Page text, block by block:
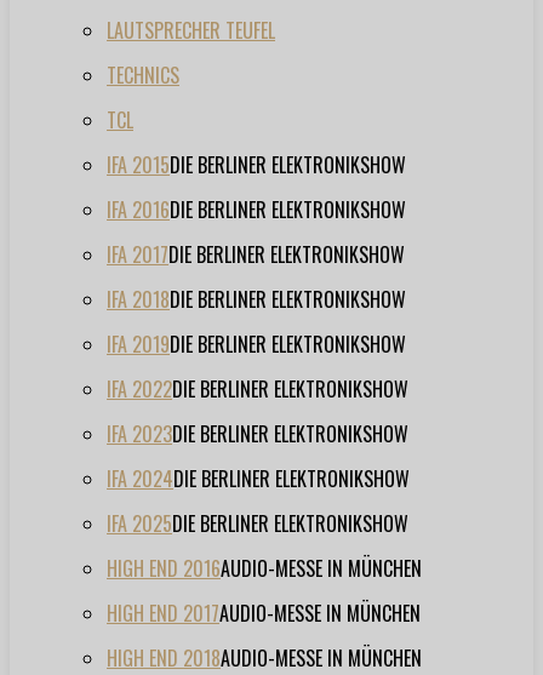
LAUTSPRECHER TEUFEL
TECHNICS
TCL
IFA 2015DIE BERLINER ELEKTRONIKSHOW
IFA 2016DIE BERLINER ELEKTRONIKSHOW
IFA 2017DIE BERLINER ELEKTRONIKSHOW
IFA 2018DIE BERLINER ELEKTRONIKSHOW
IFA 2019DIE BERLINER ELEKTRONIKSHOW
IFA 2022DIE BERLINER ELEKTRONIKSHOW
IFA 2023DIE BERLINER ELEKTRONIKSHOW
IFA 2024DIE BERLINER ELEKTRONIKSHOW
IFA 2025DIE BERLINER ELEKTRONIKSHOW
HIGH END 2016AUDIO-MESSE IN MÜNCHEN
HIGH END 2017AUDIO-MESSE IN MÜNCHEN
HIGH END 2018AUDIO-MESSE IN MÜNCHEN